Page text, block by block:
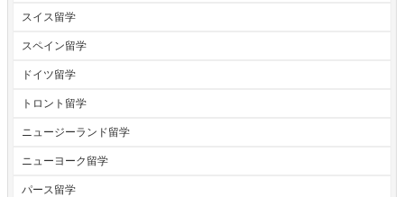
スイス留学
スペイン留学
ドイツ留学
トロント留学
ニュージーランド留学
ニューヨーク留学
パース留学